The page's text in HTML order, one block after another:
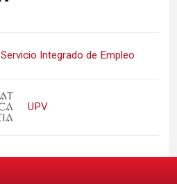
Servicio Integrado de Empleo
UPV